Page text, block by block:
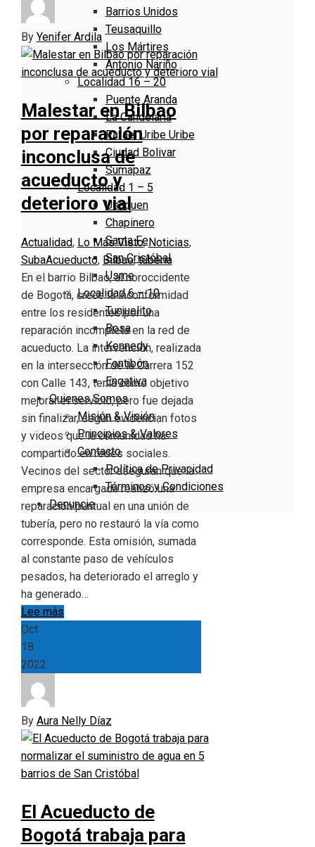
Barrios Unidos
Teusaquillo
Los Mártires
Antonio Nariño
Localidad 16 – 20
Puente Aranda
La Candelaria
Rafael Uribe Uribe
Ciudad Bolivar
Sumapaz
Localidad 1 – 5
Usaquen
Chapinero
Santa Fe
San Cristóbal
Usme
Localidad 6 – 10
Tunjuelito
Bosa
Kennedy
Fontibón
Engativa
Quienes Somos
Misión & Visión
Principios & Valores
Contacto
Política de Privacidad
Términos y Condiciones
Denuncie
By Yenifer Ardila
Malestar en Bilbao
por reparación
inconclusa de
acueducto y
deterioro vial
Actualidad, Lo Más Visto,Noticias,
SubaAcueducto, Bilbao,tuberia
En el barrio Bilbao, al noroccidente
de Bogotá, crece la inconformidad
entre los residentes por una
reparación incompleta en la red de
acueducto. La intervención, realizada
en la intersección de la Carrera 152
con Calle 143, tenía como objetivo
mejorar el servicio, pero fue dejada
sin finalizar, según evidencian fotos
y videos que la comunidad ha
compartido en redes sociales.
Vecinos del sector aseguran que la
empresa encargada realizó una
reparación puntual en una unión de
tubería, pero no restauró la vía como
corresponde. Esta omisión, sumada
al constante paso de vehículos
pesados, ha deteriorado el arreglo y
ha generado…
Lee más
Oct
18
2022
By Aura Nelly Díaz
El Acueducto de
Bogotá trabaja para